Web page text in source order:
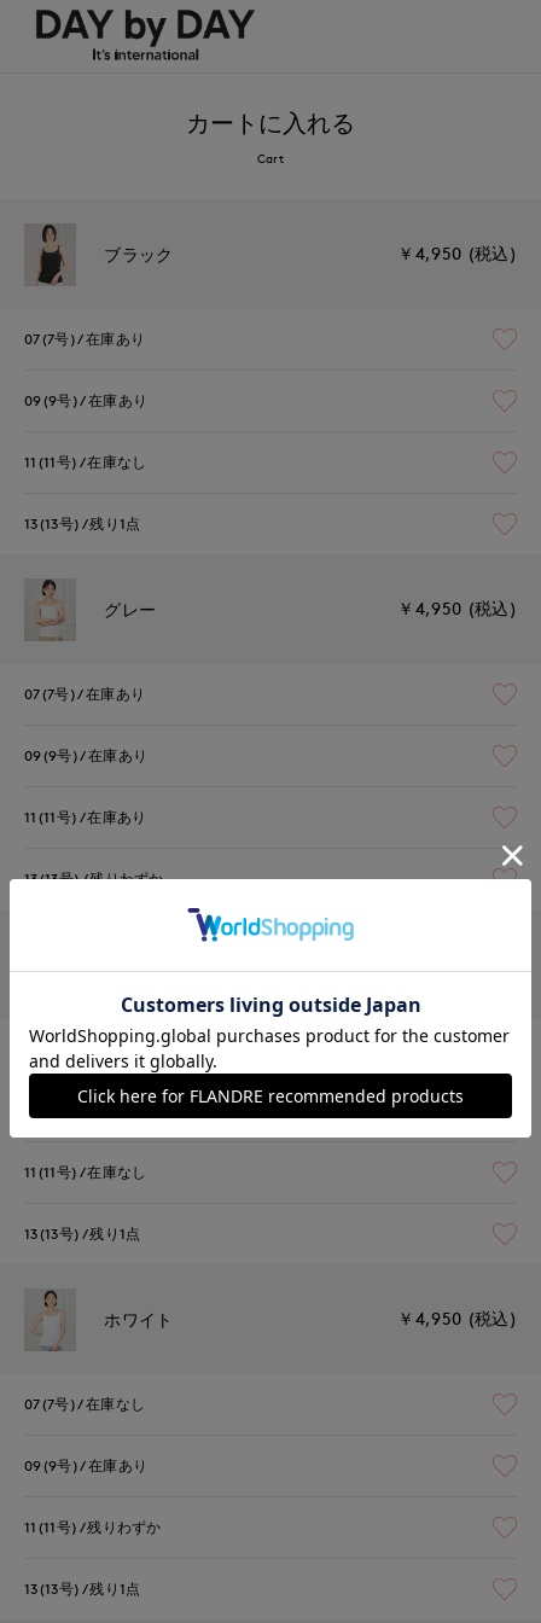
カートに入れる
Cart
ブラック ￥4,950 (税込)
07(7号) 在庫あり
09(9号) 在庫あり
11(11号) 在庫なし
13(13号) 残り1点
グレー ￥4,950 (税込)
07(7号) 在庫あり
09(9号) 在庫あり
11(11号) 在庫あり
13(13号) 残りわずか
在庫あり
09(9号)
11(11号) 在庫なし
13(13号) 残り1点
ホワイト ￥4,950 (税込)
07(7号) 在庫なし
09(9号) 在庫あり
11(11号) 残りわずか
13(13号) 残り1点